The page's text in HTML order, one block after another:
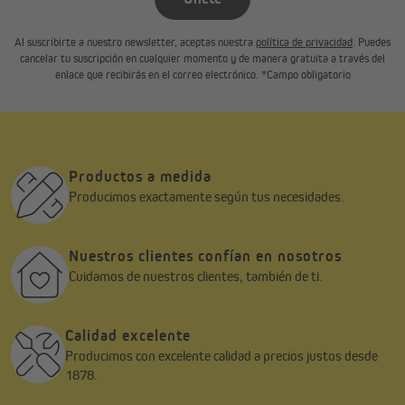
Manejo versátil con el tirador de cadena
mediante un tirador de cadena. Este mecanismo de suave
deslizamiento se puede instalar bien sea a la izquierda como a la
derecha, según sus necesidades. La seguridad de sus hijos es
muy importante para nosotros. Para evitar que se enrede en el
tirador cadena, esto debe fijarse firmemente a la pared con un
clip de seguridad. El clip está incluido en el suministro.
Al suscribirte a nuestro newsletter, aceptas nuestra política de privacidad . Puedes
cancelar tu suscripción en cualquier momento y de manera gratuita a través del
enlace que recibirás en el correo electrónico. *Campo obligatorio
Productos a medida
Producimos exactamente según tus necesidades.
Nuestros clientes confían en nosotros
Cuidamos de nuestros clientes, también de ti.
Calidad excelente
Producimos con excelente calidad a precios justos desde
1878.